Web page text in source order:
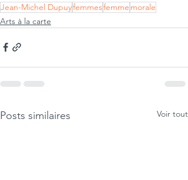
Jean-Michel Dupuyfemmesfemme morale
Arts à la carte
Posts similaires Voir tout